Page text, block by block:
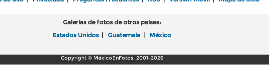
Galerías de fotos de otros países:
Estados Unidos
Guatemala México
Copyright © MéxicoEnFotos, 2001-2026